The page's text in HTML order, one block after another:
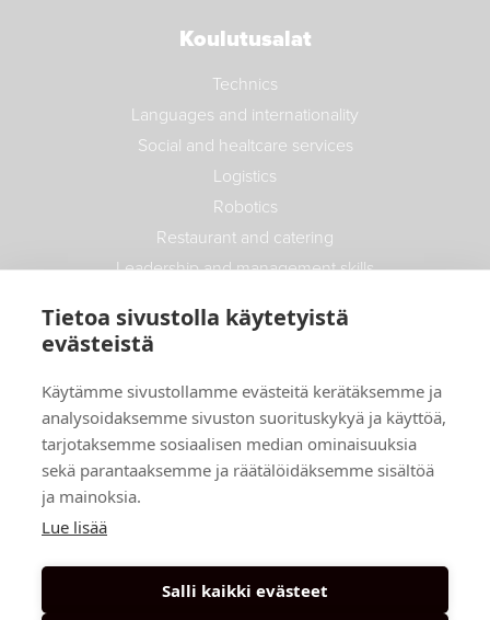
Koulutusalat
Technics
Languages and internationality
Social and healtcare services
Logistics
Robotics
Restaurant and catering
Leadership and management skills
Recruitment trainings
Real estate and construction
Info
News
Tietoa sivustolla käytetyistä
evästeistä
Käytämme sivustollamme evästeitä kerätäksemme ja
analysoidaksemme sivuston suorituskykyä ja käyttöä,
tarjotaksemme sosiaalisen median ominaisuuksia
sekä parantaaksemme ja räätälöidäksemme sisältöä
ja mainoksia.
Lue lisää
Salli kaikki evästeet